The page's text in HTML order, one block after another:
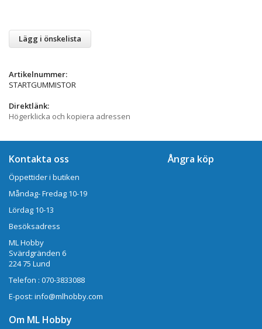
Lägg i önskelista
Artikelnummer:
STARTGUMMISTOR
Direktlänk:
Högerklicka och kopiera adressen
Kontakta oss
Öppettider i butiken
Måndag- Fredag 10-19
Lördag 10-13
Besöksadress
ML Hobby
Svärdgränden 6
224 75 Lund
Telefon : 070-3833088
E-post: info@mlhobby.com
Ångra köp
Om ML Hobby